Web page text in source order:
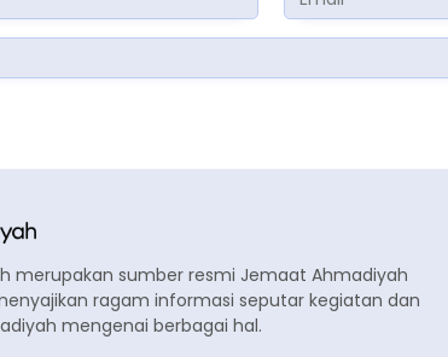
merupakan sumber resmi Jemaat Ahmadiyah
ragam informasi seputar kegiatan dan
mengenai berbagai hal.